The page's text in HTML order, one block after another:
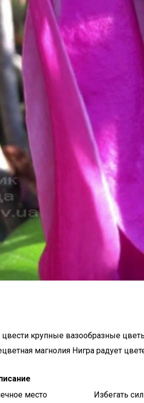
крупные вазообразные
магнолия Нигра радует
место
Избегать